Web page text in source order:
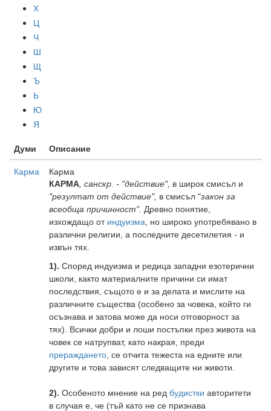
Х
Ц
Ч
Ш
Щ
Ъ
Ь
Ю
Я
Думи
Описание
Карма
Карма
КАРМА , санскр. - "действие", в широк смисъл и
"резултат от действие", в смисъл "закон за
всеобща причинност". Древно понятие,
изхождащо от индуизма , но широко употребявано в
различни религии, а последните десетилетия - и
извън тях.
1). Според индуизма и редица западни езотерични
школи, както материалните причини си имат
последствия, същото е и за делата и мислите на
различните същества (особено за човека, който ги
осъзнава и затова може да носи отговорност за
тях). Всички добри и лоши постъпки през живота на
човек се натрупват, като накрая, преди
прераждането , се отчита тежеста на едните или
другите и това зависят следващите ни животи.
2). Особеното мнение на ред будистки авторитети
в случая е, че (тъй като не се признава